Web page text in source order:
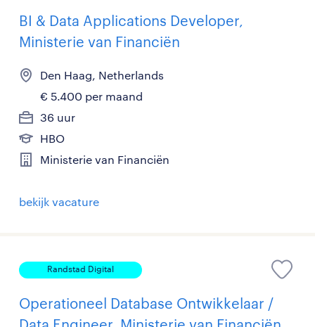
BI & Data Applications Developer,
Ministerie van Financiën
Den Haag, Netherlands
€ 5.400 per maand
36 uur
HBO
Ministerie van Financiën
bekijk vacature
Randstad Digital
Operationeel Database Ontwikkelaar /